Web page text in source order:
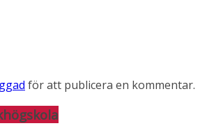
för att publicera en kommentar.